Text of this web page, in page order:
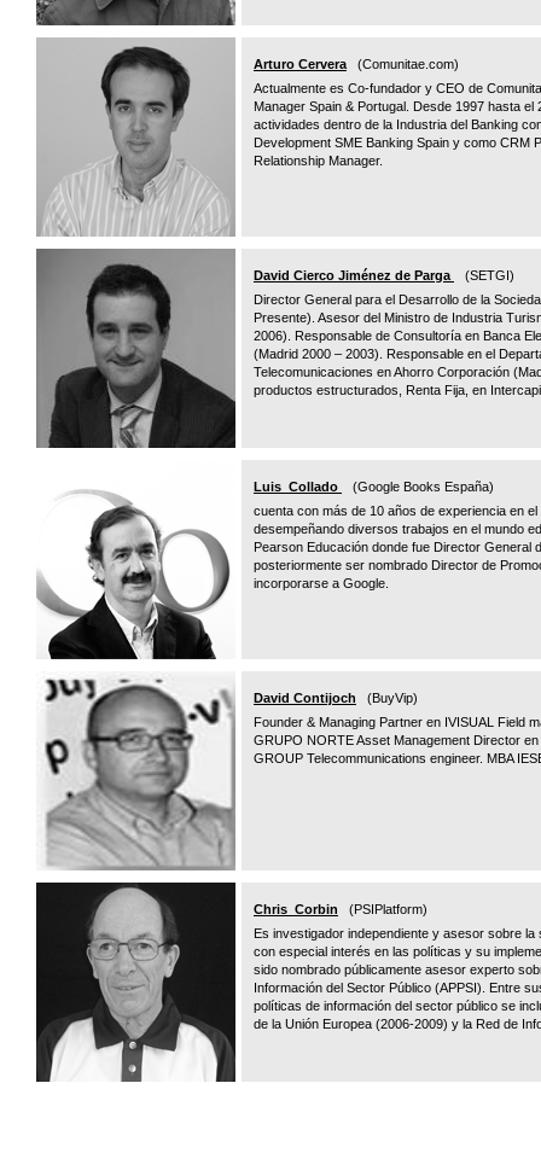
Arturo Cervera (Comunitae.com)
Actualmente es Co-fundador y CEO de
Manager Spain & Portugal. Desde 1997 hasta
actividades dentro de la Industria del Banking
Development SME Banking Spain y como CRM
Relationship Manager.
David Cierco Jiménez de Parga
(SETGI)
Director General para el Desarrollo de la
Presente). Asesor del Ministro de Industria
2006). Responsable de Consultoría en Banca
(Madrid 2000 – 2003). Responsable en el
Telecomunicaciones en Ahorro Corporación
productos estructurados, Renta Fija, en
Luis Collado
(Google Books España)
cuenta con más de 10 años de experiencia en
desempeñando diversos trabajos en el mundo
Pearson Educación donde fue Director General
posteriormente ser nombrado Director de
incorporarse a Google.
David Contijoch (BuyVip)
Founder & Managing Partner en IVISUAL Field
GRUPO NORTE Asset Management Director
GROUP Telecommunications engineer. MBA
Chris Corbin (PSIPlatform)
Es investigador independiente y asesor sobre
con especial interés en las políticas y su
sido nombrado públicamente asesor experto
Información del Sector Público (APPSI). Entre
políticas de información del sector público se
de la Unión Europea (2006-2009) y la Red de